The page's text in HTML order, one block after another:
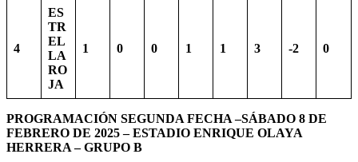
4
ES
TR
EL
LA
RO
JA
1 0 0 1 1 3 -2 0
PROGRAMACIÓN SEGUNDA FECHA –SÁBADO 8 DE
FEBRERO DE 2025 – ESTADIO ENRIQUE OLAYA
HERRERA – GRUPO B